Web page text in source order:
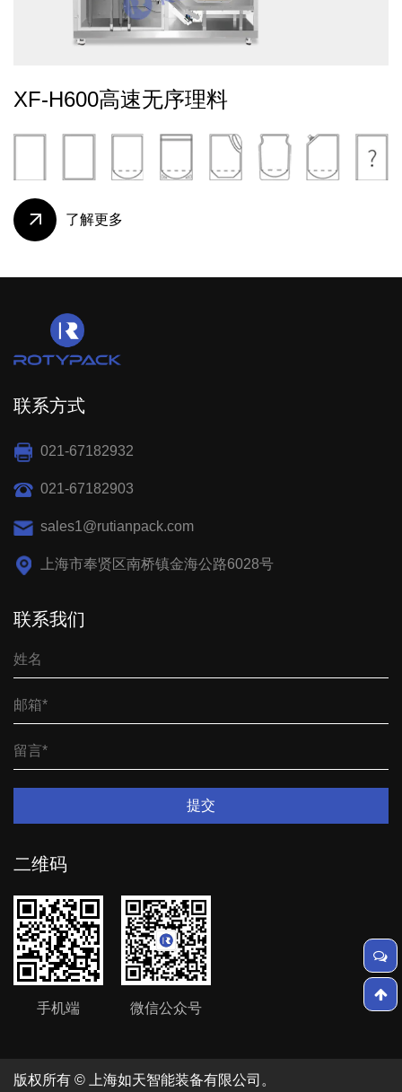
XF-H600高速无序理料
了解更多
联系方式
021-67182932
021-67182903
sales1@rutianpack.com
上海市奉贤区南桥镇金海公路6028号
联系我们
提交
二维码
手机端 微信公众号
版权所有 © 上海如天智能装备有限公司 。